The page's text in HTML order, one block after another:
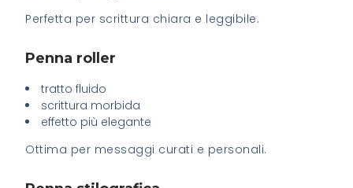
Perfetta per scrittura chiara e leggibile.
Penna roller
tratto fluido
scrittura morbida
effetto più elegante
Ottima per messaggi curati e personali.